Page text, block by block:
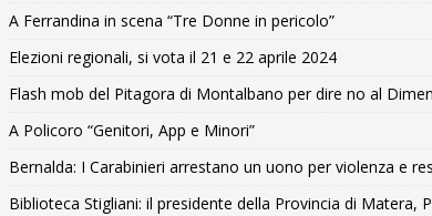
A Ferrandina in scena “Tre Donne in pericolo”
Elezioni regionali, si vota il 21 e 22 aprile 2024
Flash mob del Pitagora di Montalbano per dire no al
A Policoro “Genitori, App e Minori”
Bernalda: I Carabinieri arrestano un uono per violenza e
Biblioteca Stigliani: il presidente della Provincia di Matera,